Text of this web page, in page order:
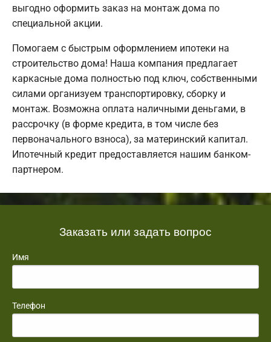
выгодно оформить заказ на монтаж дома по
специальной акции.
Помогаем с быстрым оформлением ипотеки на
строительство дома! Наша компания предлагает
каркасные дома полностью под ключ, собственными
силами организуем транспортировку, сборку и
монтаж. Возможна оплата наличными деньгами, в
рассрочку (в форме кредита, в том числе без
первоначального взноса), за материнский капитал.
Ипотечный кредит предоставляется нашим банком-
партнером.
Заказать или задать вопрос
Имя
Телефон